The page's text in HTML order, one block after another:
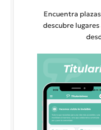
Encuentra
descubre